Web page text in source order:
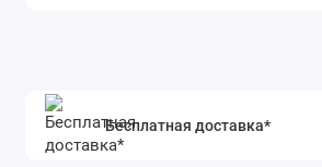
Бесплатная доставка*